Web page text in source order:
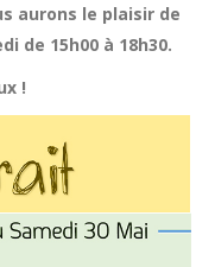
aurons le plaisir de
de 15h00 à 18h30.
!